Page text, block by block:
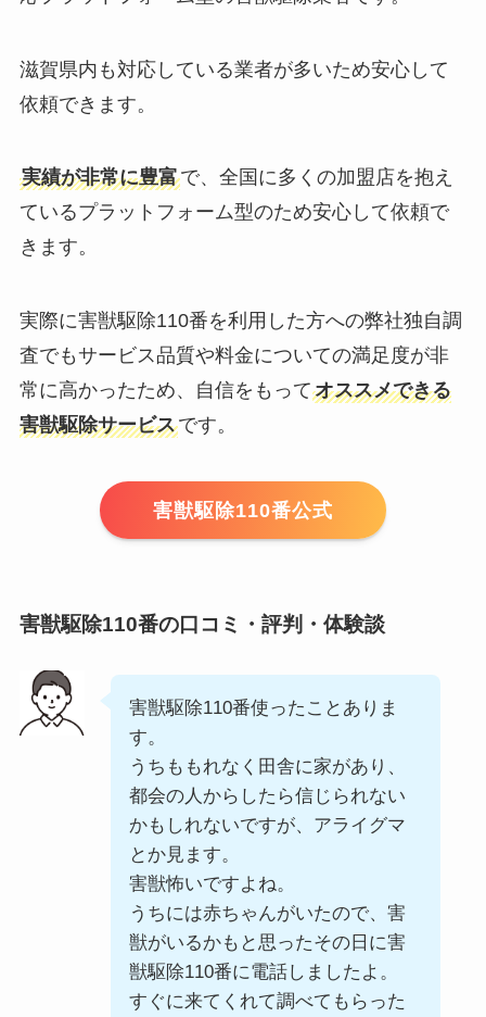
滋賀県内も対応している業者が多いため安心して
依頼できます。
実績が非常に豊富で、全国に多くの加盟店を抱え
ているプラットフォーム型のため安心して依頼で
きます。
実際に害獣駆除110番を利用した方への弊社独自調
査でもサービス品質や料金についての満足度が非
常に高かったため、自信をもってオススメできる
害獣駆除サービスです。
害獣駆除110番公式
害獣駆除110番の口コミ・評判・体験談
害獣駆除110番使ったことありま
す。
うちももれなく田舎に家があり、
都会の人からしたら信じられない
かもしれないですが、アライグマ
とか見ます。
害獣怖いですよね。
うちには赤ちゃんがいたので、害
獣がいるかもと思ったその日に害
獣駆除110番に電話しましたよ。
すぐに来てくれて調べてもらった